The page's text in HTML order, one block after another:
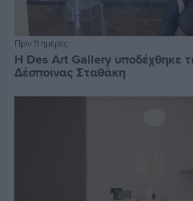
Πριν 11 ημέρες
Η Des Art Gallery υποδέχθηκε
Δέσποινας Σταθάκη